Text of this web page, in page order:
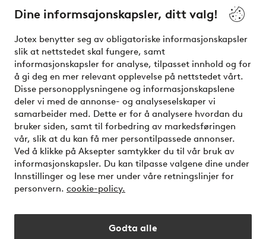
Dine informsajonskapsler, ditt valg!
Jotex benytter seg av obligatoriske informasjonskapsler
slik at nettstedet skal fungere, samt
informasjonskapsler for analyse, tilpasset innhold og for
å gi deg en mer relevant opplevelse på nettstedet vårt.
Disse personopplysningene og informasjonskapslene
deler vi med de annonse- og analyseselskaper vi
samarbeider med. Dette er for å analysere hvordan du
bruker siden, samt til forbedring av markedsføringen
vår, slik at du kan få mer persontilpassede annonser.
Ved å klikke på Aksepter samtykker du til vår bruk av
informasjonskapsler. Du kan tilpasse valgene dine under
Innstillinger og lese mer under våre retningslinjer for
personvern. cookie-policy.
Godta alle
Venner
Sikre betalinger - Betal direkte eller del opp
Vil du vite mer om våre betalingsalternativer?
elpy